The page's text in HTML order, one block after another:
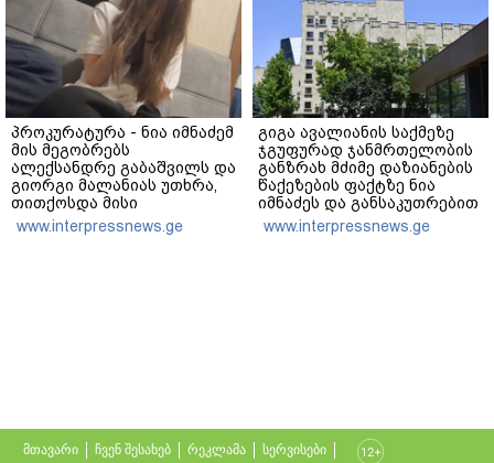
პროკურატურა - ნია იმნაძემ
მის მეგობრებს
ალექსანდრე გაბაშვილს და
გიორგი მალანიას უთხრა,
თითქოსდა მისი
მასწავლებელი, გიგა
ავალიანი ზედმეტ
www.interpressnews.ge
გიგა ავალიანის საქმეზე
ჯგუფურად ჯანმრთელობის
განზრახ მძიმე დაზიანების
წაქეზების ფაქტზე ნია
იმნაძეს და განსაკუთრებით
მძიმე დანაშაულის
შეუტყობინებლობის ფაქტზე
www.interpressnews.ge
მთავარი ჩვენ შესახებ რეკლამა სერვისები